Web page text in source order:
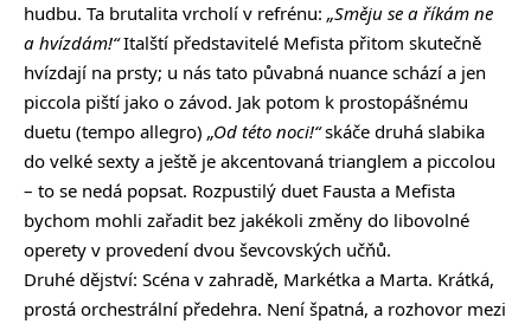
hudbu. Ta brutalita vrcholí v refrénu: „Směju se a říkám ne
a hvízdám!“Italští představitelé Mefista přitom skutečně
hvízdají na prsty; u nás tato půvabná nuance schází a jen
piccola piští jako o závod. Jak potom k prostopášnému
duetu (tempo allegro) „Od této noci!“skáče druhá slabika
do velké sexty a ještě je akcentovaná trianglem a piccolou
– to se nedá popsat. Rozpustilý duet Fausta a Mefista
bychom mohli zařadit bez jakékoli změny do libovolné
operety v provedení dvou ševcovských učňů.
Druhé dějství: Scéna v zahradě, Markétka a Marta. Krátká,
prostá orchestrální předehra. Není špatná, a rozhovor mezi